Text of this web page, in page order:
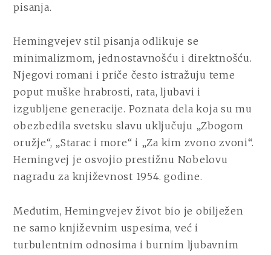
pisanja.
Hemingvejev stil pisanja odlikuje se
minimalizmom, jednostavnošću i direktnošću.
Njegovi romani i priče često istražuju teme
poput muške hrabrosti, rata, ljubavi i
izgubljene generacije. Poznata dela koja su mu
obezbedila svetsku slavu uključuju „Zbogom
oružje“, „Starac i more“ i „Za kim zvono zvoni“.
Hemingvej je osvojio prestižnu Nobelovu
nagradu za književnost 1954. godine.
Međutim, Hemingvejev život bio je obilježen
ne samo književnim uspesima, već i
turbulentnim odnosima i burnim ljubavnim